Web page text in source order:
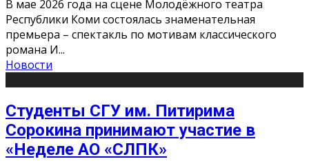
В мае 2026 года на сцене Молодёжного театра
Республики Коми состоялась знаменательная
премьера – спектакль по мотивам классического
романа И...
Новости
Студенты СГУ им. Питирима
Сорокина принимают участие в
«Неделе АО «СЛПК»